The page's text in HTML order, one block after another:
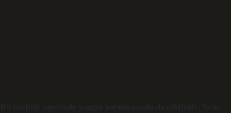
özelliği sayesinde yangın korumasında da etkilidir. Nem,